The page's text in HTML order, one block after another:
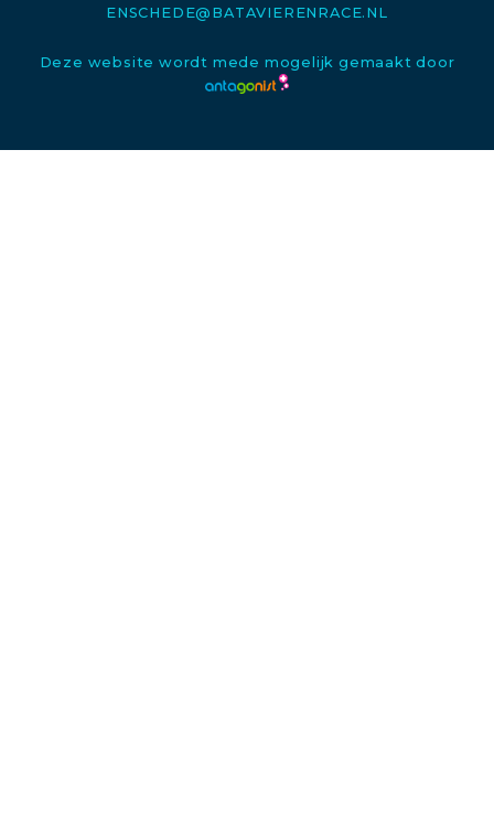
ENSCHEDE@BATAVIERENRACE.NL
Deze website wordt mede mogelijk gemaakt door